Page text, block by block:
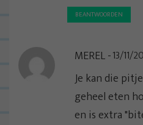
BEANTWOORDEN
MEREL 13/11/
Je kan die
geheel eten
en is extra